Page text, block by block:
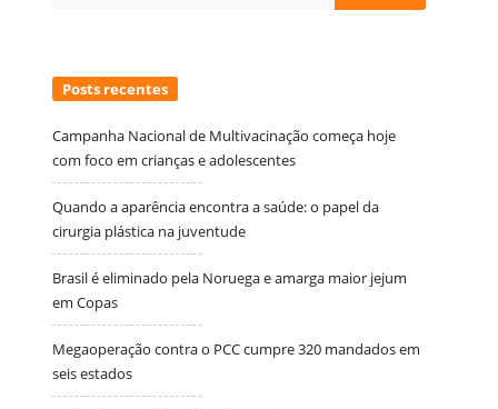
Posts recentes
Campanha Nacional de Multivacinação começa hoje
com foco em crianças e adolescentes
Quando a aparência encontra a saúde: o papel da
cirurgia plástica na juventude
Brasil é eliminado pela Noruega e amarga maior jejum
em Copas
Megaoperação contra o PCC cumpre 320 mandados em
seis estados